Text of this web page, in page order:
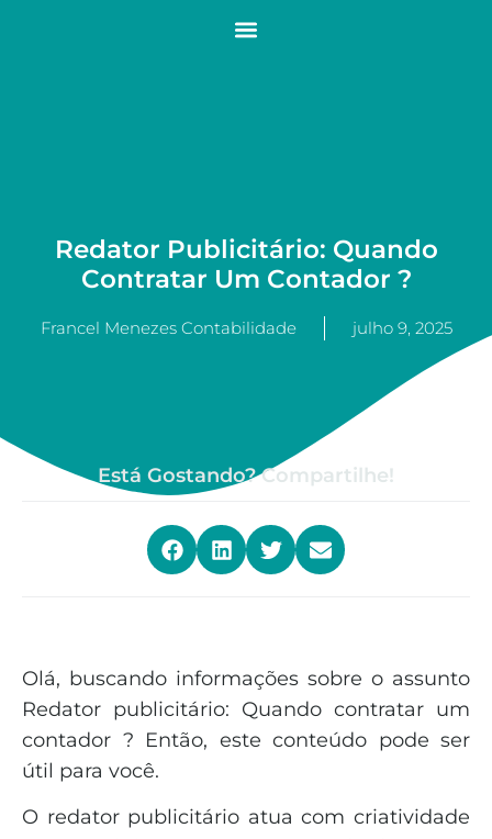
Redator Publicitário: Quando
Contratar Um Contador ?
Francel Menezes Contabilidade julho 9, 2025
Está Gostando? Compartilhe!
Olá, buscando informações sobre o assunto
Redator publicitário: Quando contratar um
contador ? Então, este conteúdo pode ser
útil para você.
O redator publicitário atua com criatividade